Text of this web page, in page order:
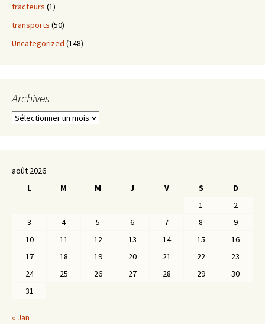
tracteurs (1)
transports (50)
Uncategorized (148)
Archives
Archives
août 2026
L
M M J V S
D
1
2
3
4 5 6 7 8
9
10
11 12 13 14 15
16
17
18 19 20 21 22
23
24
25 26 27 28 29
30
31
« Jan